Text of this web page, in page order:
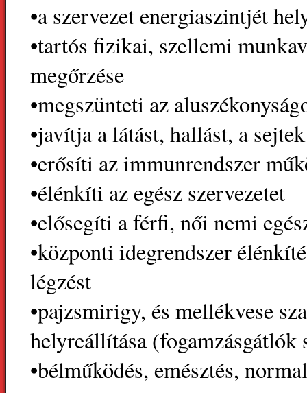
•a szervezet energiaszintjét
•tartós fizikai, szellemi
megőrzése
•megszünteti az
•javítja a látást, hallást, a
•erősíti az immunrendszer
•élénkíti az egész szervezetet
•elősegíti a férfi, női nemi
•központi idegrendszer
légzést
•pajzsmirigy, és mellékvese
helyreállítása (fogamzásgátlók
•bélműködés, emésztés,